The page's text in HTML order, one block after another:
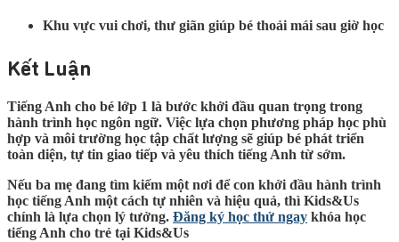
Khu vực vui chơi, thư giãn giúp bé thoải mái sau giờ học
Kết Luận
Tiếng Anh cho bé lớp 1 là bước khởi đầu quan trọng trong
hành trình học ngôn ngữ. Việc lựa chọn phương pháp học phù
hợp và môi trường học tập chất lượng sẽ giúp bé phát triển
toàn diện, tự tin giao tiếp và yêu thích tiếng Anh từ sớm.
Nếu ba mẹ đang tìm kiếm một nơi để con khởi đầu hành trình
học tiếng Anh một cách tự nhiên và hiệu quả, thì Kids&Us
chính là lựa chọn lý tưởng. Đăng ký học thử ngay khóa học
tiếng Anh cho trẻ tại Kids&Us